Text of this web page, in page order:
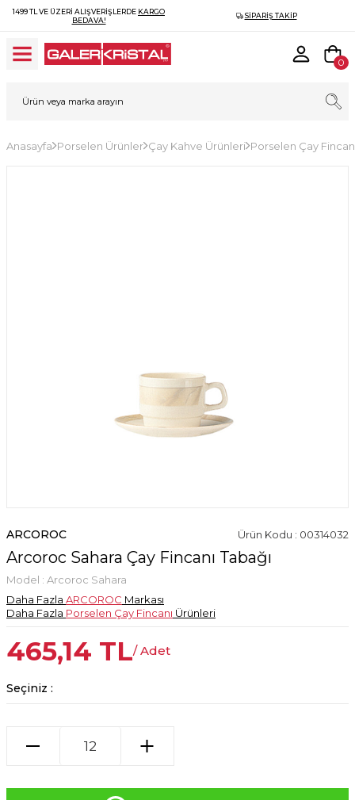
1499 TL VE ÜZERI ALIŞVERIŞLERDE KARGO
BEDAVA!
SIPARIŞ TAKIP
0
Anasayfa Porselen Ürünler Çay Kahve Ürünleri Porselen Çay
ARCOROC Ürün Kodu : 00314032
Arcoroc Sahara Çay Fincanı Tabağı
Model : Arcoroc Sahara
Daha Fazla ARCOROC Markası
Daha Fazla Porselen Çay Fincanı Ürünleri
465,14 TL/ Adet
Seçiniz :